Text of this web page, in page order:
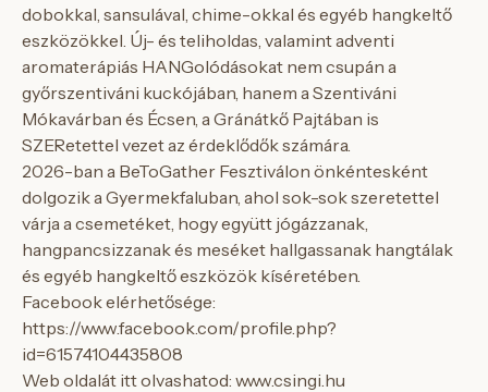
dobokkal, sansulával, chime-okkal és egyéb hangkeltő
eszközökkel. Új- és teliholdas, valamint adventi
aromaterápiás HANGolódásokat nem csupán a
győrszentiváni kuckójában, hanem a Szentiváni
Mókavárban és Écsen, a Gránátkő Pajtában is
SZERetettel vezet az érdeklődők számára.
2026-ban a BeToGather Fesztiválon önkéntesként
dolgozik a Gyermekfaluban, ahol sok-sok szeretettel
várja a csemetéket, hogy együtt jógázzanak,
hangpancsizzanak és meséket hallgassanak hangtálak
és egyéb hangkeltő eszközök kíséretében.
Facebook elérhetősége:
https://www.facebook.com/profile.php?
id=61574104435808
Web oldalát itt olvashatod: www.csingi.hu